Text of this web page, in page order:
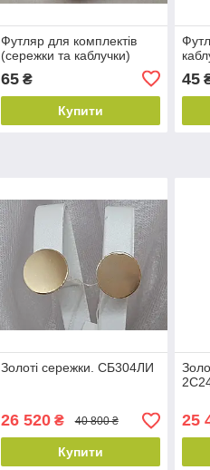
Футляр для комплектів
(сережки та каблучки)
65₴
Купити
45
Золоті сережки. СБ304ЛИ
26 520₴ 40 800 ₴
Купити
25